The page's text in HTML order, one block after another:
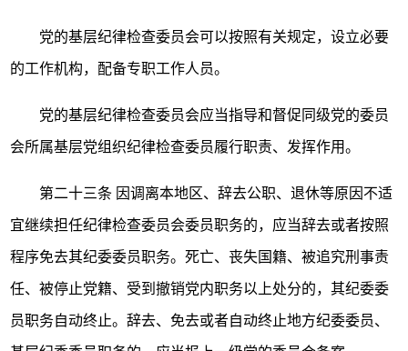
党的基层纪律检查委员会可以按照有关规定，设立必要
的工作机构，配备专职工作人员。
党的基层纪律检查委员会应当指导和督促同级党的委员
会所属基层党组织纪律检查委员履行职责、发挥作用。
第二十三条 因调离本地区、辞去公职、退休等原因不适
宜继续担任纪律检查委员会委员职务的，应当辞去或者按照
程序免去其纪委委员职务。死亡、丧失国籍、被追究刑事责
任、被停止党籍、受到撤销党内职务以上处分的，其纪委委
员职务自动终止。辞去、免去或者自动终止地方纪委委员、